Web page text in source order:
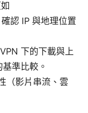
認 IP 與地理位置
下的下載與上
準比較。
（影片串流、雲